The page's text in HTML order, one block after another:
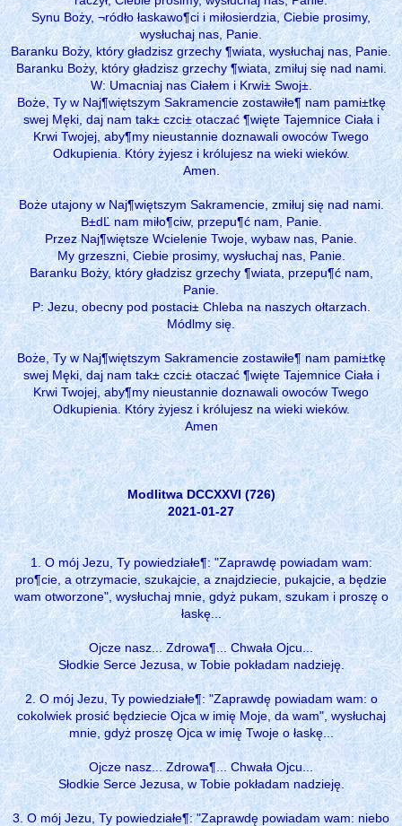
Synu Boży, ¬ródło łaskawo¶ci i miłosierdzia, Ciebie prosimy,
wysłuchaj nas, Panie.
Baranku Boży, który gładzisz grzechy ¶wiata, wysłuchaj nas, Panie.
Baranku Boży, który gładzisz grzechy ¶wiata, zmiłuj się nad nami.
W: Umacniaj nas Ciałem i Krwi± Swoj±.
Boże, Ty w Naj¶więtszym Sakramencie zostawiłe¶ nam pami±tkę
swej Męki, daj nam tak± czci± otaczać ¶więte Tajemnice Ciała i
Krwi Twojej, aby¶my nieustannie doznawali owoców Twego
Odkupienia. Który żyjesz i królujesz na wieki wieków.
Amen.
Boże utajony w Naj¶więtszym Sakramencie, zmiłuj się nad nami.
B±dĽ nam miło¶ciw, przepu¶ć nam, Panie.
Przez Naj¶więtsze Wcielenie Twoje, wybaw nas, Panie.
My grzeszni, Ciebie prosimy, wysłuchaj nas, Panie.
Baranku Boży, który gładzisz grzechy ¶wiata, przepu¶ć nam,
Panie.
P: Jezu, obecny pod postaci± Chleba na naszych ołtarzach.
Módlmy się.
Boże, Ty w Naj¶więtszym Sakramencie zostawiłe¶ nam pami±tkę
swej Męki, daj nam tak± czci± otaczać ¶więte Tajemnice Ciała i
Krwi Twojej, aby¶my nieustannie doznawali owoców Twego
Odkupienia. Który żyjesz i królujesz na wieki wieków.
Amen
Modlitwa DCCXXVI (726)
2021-01-27
1. O mój Jezu, Ty powiedziałe¶: "Zaprawdę powiadam wam:
pro¶cie, a otrzymacie, szukajcie, a znajdziecie, pukajcie, a będzie
wam otworzone", wysłuchaj mnie, gdyż pukam, szukam i proszę o
łaskę...
Ojcze nasz... Zdrowa¶... Chwała Ojcu...
Słodkie Serce Jezusa, w Tobie pokładam nadzieję.
2. O mój Jezu, Ty powiedziałe¶: "Zaprawdę powiadam wam: o
cokolwiek prosić będziecie Ojca w imię Moje, da wam", wysłuchaj
mnie, gdyż proszę Ojca w imię Twoje o łaskę...
Ojcze nasz... Zdrowa¶... Chwała Ojcu...
Słodkie Serce Jezusa, w Tobie pokładam nadzieję.
3. O mój Jezu, Ty powiedziałe¶: "Zaprawdę powiadam wam: niebo